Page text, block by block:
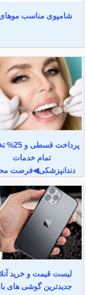
شامپوی مناسب موهای
پرداخت
تمام خدمات
دندانپزشکی◀فرصت
لیست قیمت و خرید
جدیدترین گوشی های